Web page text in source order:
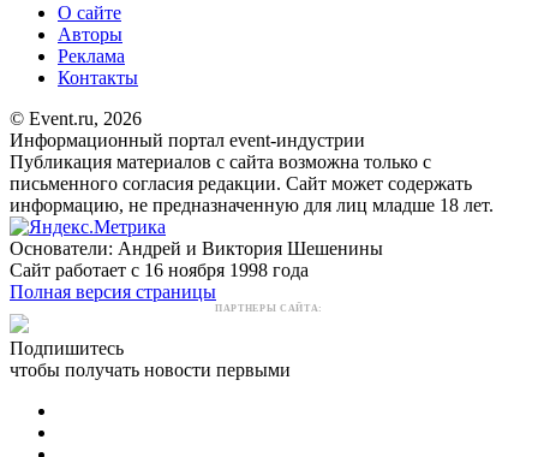
О сайте
Авторы
Реклама
Контакты
© Event.ru, 2026
Информационный портал event-индустрии
Публикация материалов с сайта возможна только с
письменного согласия редакции. Сайт может содержать
информацию, не предназначенную для лиц младше 18 лет.
Основатели: Андрей и Виктория Шешенины
Сайт работает с 16 ноября 1998 года
Полная версия страницы
ПАРТНЕРЫ САЙТА:
Подпишитесь
чтобы получать новости первыми